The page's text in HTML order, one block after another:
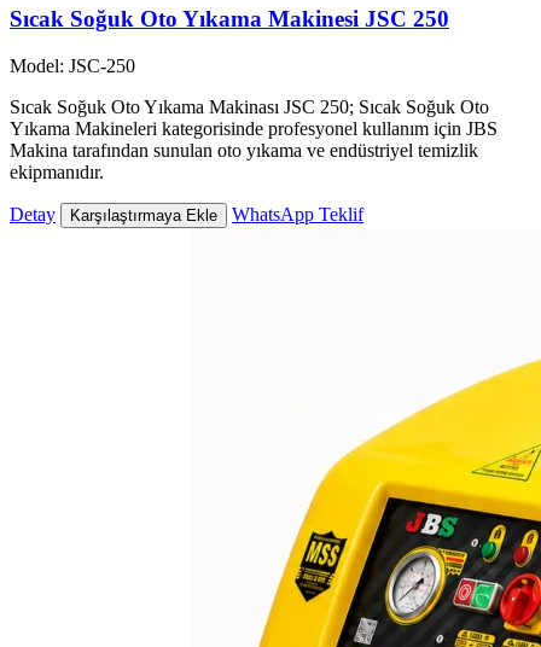
Sıcak Soğuk Oto Yıkama Makinesi JSC 250
Model: JSC-250
Sıcak Soğuk Oto Yıkama Makinası JSC 250; Sıcak Soğuk Oto
Yıkama Makineleri kategorisinde profesyonel kullanım için JBS
Makina tarafından sunulan oto yıkama ve endüstriyel temizlik
ekipmanıdır.
Detay Karşılaştırmaya Ekle WhatsApp Teklif